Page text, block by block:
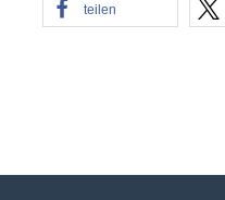
teilen